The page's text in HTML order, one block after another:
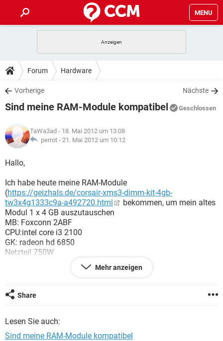
MENU
ANDROID
WINDOWS 10
WHATSAPP TIKTOK
TIPPS & TRICKS
SPIELE
WHATSAPP TIKTOK
FACEBOOK
DOWNLOADS
SPIELE STREAMING
WINDOWS 10 INSTAGRAM
WHATSAPP
SPIELE STREAMING
ANDROID
WINDOWS 10
WHATSAPP TIKTOK
FACEBOOK HARDWARE
LEXIKON
SPIELE
WINDOWS 10 INSTAGRAM
WHATSAPP
FACEBOOK
Forum Hardware
Vorherige Nächste
Sind meine RAM-Module kompatibel Geschlossen
TaWa3ad - 18. Mai 2012 um 13:08
perrot - 21. Mai 2012 um 10:12
Hallo,
Ich habe heute meine RAM-Module
(https://geizhals.de/corsair-xms3-dimm-kit-4gb-
tw3x4g1333c9a-a492720.html
bekommen, um mein altes
Modul 1 x 4 GB auszutauschen
MB: Foxconn 2ABF
CPU:intel core i3 2100
GK: radeon hd 6850
Netzteil 750W
auf die Packung steht "Supports intel core I7, Supports intel
Sind diese Module tatsÄchlich mit meinem PC kompatibel ?
Mehr anzeigen
Share
Lesen Sie auch:
Sind meine RAM-Module kompatibel